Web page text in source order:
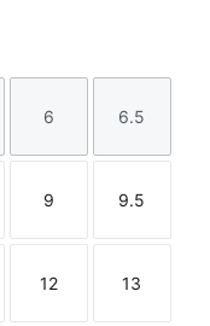
Taille
6
Taille
6.5
Taille
9
Taille
9.5
Taille
12
Taille
13